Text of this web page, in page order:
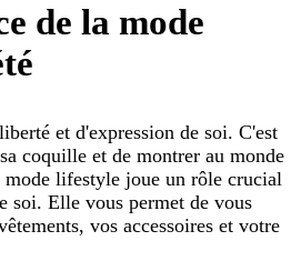
de la mode
et d'expression de soi. C'est
coquille et de montrer au monde
lifestyle joue un rôle crucial
soi. Elle vous permet de vous
vos accessoires et votre